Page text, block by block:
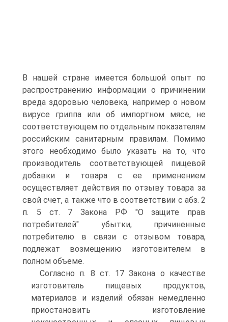
В нашей стране имеется большой опыт по
распространению информации о причинении
вреда здоровью человека, например о новом
вирусе гриппа или об импортном мясе, не
соответствующем по отдельным показателям
российским санитарным правилам. Помимо
этого необходимо было указать на то, что
производитель соответствующей пищевой
добавки и товара с ее применением
осуществляет действия по отзыву товара за
свой счет, а также что в соответствии с абз. 2
п. 5 ст. 7 Закона РФ "О защите прав
потребителей" убытки, причиненные
потребителю в связи с отзывом товара,
подлежат возмещению изготовителем в
полном объеме.
Согласно п. 8 ст. 17 Закона о качестве
изготовитель пищевых продуктов,
материалов и изделий обязан немедленно
приостановить изготовление